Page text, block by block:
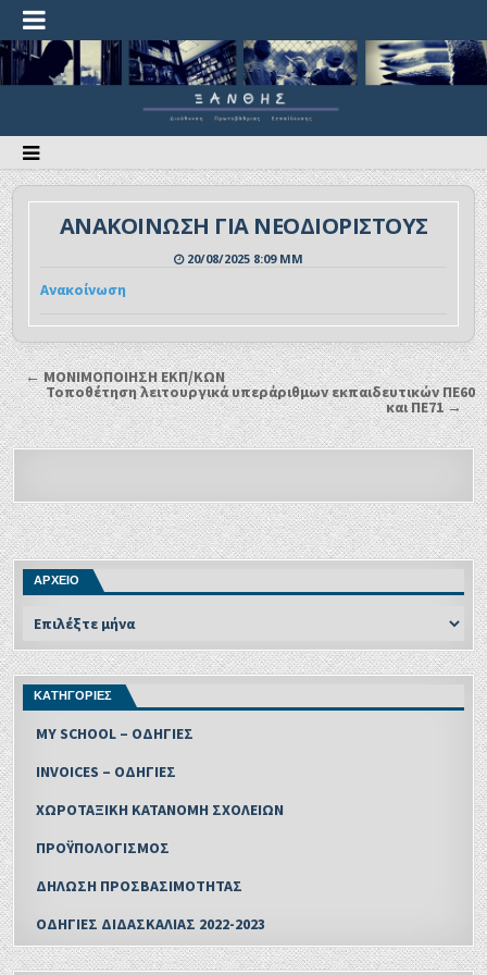
ΑΝΑΚΟΙΝΩΣΗ ΓΙΑ ΝΕΟΔΙΟΡΙΣΤΟΥΣ
20/08/2025 8:09 ΜΜ
Ανακοίνωση
← ΜΟΝΙΜΟΠΟΙΗΣΗ ΕΚΠ/ΚΩΝ
Τοποθέτηση λειτουργικά υπεράριθμων εκπαιδευτικών ΠΕ60
και ΠΕ71 →
ΑΡΧΕΙΟ
ΚΑΤΗΓΟΡΙΕΣ
MY SCHOOL – ΟΔΗΓΙΕΣ
INVOICES – ΟΔΗΓΙΕΣ
ΧΩΡΟΤΑΞΙΚΗ ΚΑΤΑΝΟΜΗ ΣΧΟΛΕΙΩΝ
ΠΡΟΫΠΟΛΟΓΙΣΜΟΣ
ΔΗΛΩΣΗ ΠΡΟΣΒΑΣΙΜΟΤΗΤΑΣ
ΟΔΗΓΙΕΣ ΔΙΔΑΣΚΑΛΙΑΣ 2022-2023